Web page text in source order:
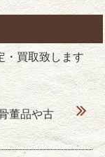
・買取致します
董品や古